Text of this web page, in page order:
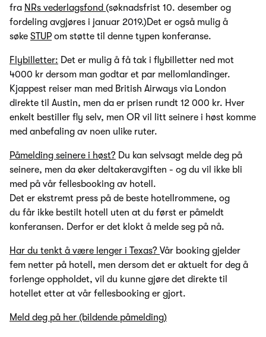
fra NRs vederlagsfond (søknadsfrist 10. desember og
fordeling avgjøres i januar 2019.)Det er også mulig å
søke STUP om støtte til denne typen konferanse.
Flybilletter: Det er mulig å få tak i flybilletter ned mot
4000 kr dersom man godtar et par mellomlandinger.
Kjappest reiser man med British Airways via London
direkte til Austin, men da er prisen rundt 12 000 kr. Hver
enkelt bestiller fly selv, men OR vil litt seinere i høst komme
med anbefaling av noen ulike ruter.
Påmelding seinere i høst? Du kan selvsagt melde deg på
seinere, men da øker deltakeravgiften - og du vil ikke bli
med på vår fellesbooking av hotell.
Det er ekstremt press på de beste hotellrommene, og
du får ikke bestilt hotell uten at du først er påmeldt
konferansen. Derfor er det klokt å melde seg på nå.
Har du tenkt å være lenger i Texas? Vår booking gjelder
fem netter på hotell, men dersom det er aktuelt for deg å
forlenge oppholdet, vil du kunne gjøre det direkte til
hotellet etter at vår fellesbooking er gjort.
Meld deg på her (bildende påmelding)